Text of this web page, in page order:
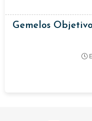
Gemelos